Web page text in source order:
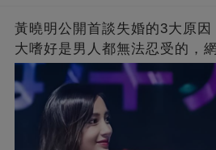
黃曉明公開首談失婚的3大原
大嗜好是男人都無法忍受的，
不到那麼嚴重！